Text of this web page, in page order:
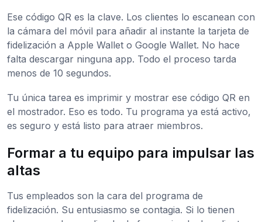
Ese código QR es la clave. Los clientes lo escanean con
la cámara del móvil para añadir al instante la tarjeta de
fidelización a Apple Wallet o Google Wallet. No hace
falta descargar ninguna app. Todo el proceso tarda
menos de 10 segundos.
Tu única tarea es imprimir y mostrar ese código QR en
el mostrador. Eso es todo. Tu programa ya está activo,
es seguro y está listo para atraer miembros.
Formar a tu equipo para impulsar las
altas
Tus empleados son la cara del programa de
fidelización. Su entusiasmo se contagia. Si lo tienen